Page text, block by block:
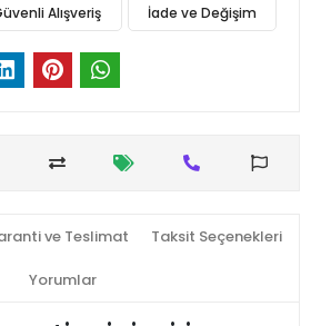
Alışveriş İade ve Değişim
ve Teslimat Taksit Seçenekleri
Yorumlar